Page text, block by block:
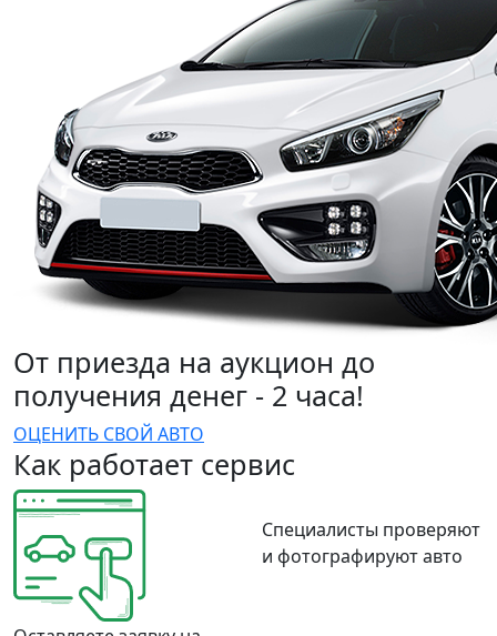
От приезда на аукцион до
получения денег - 2 часа!
ОЦЕНИТЬ СВОЙ АВТО
Как работает сервис
Специалисты проверяют
и фотографируют авто